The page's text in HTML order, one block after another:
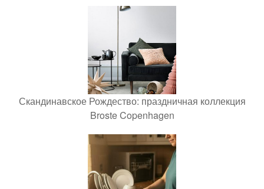
Скандинавское Рождество: праздничная коллекция
Broste Copenhagen